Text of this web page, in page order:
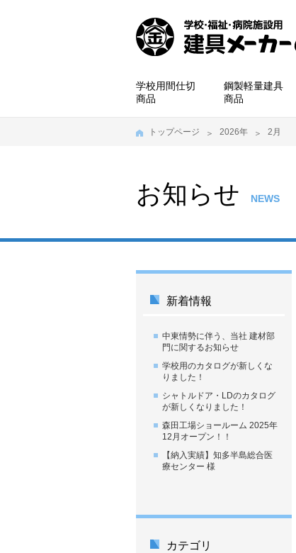
学校用間仕切
商品
鋼製軽量建具
商品
トップページ 2026年 2月
お知らせ NEWS
新着情報
中東情勢に伴う、当社 建材部
門に関するお知らせ
学校用のカタログが新しくな
りました！
シャトルドア・LDのカタログ
が新しくなりました！
森田工場ショールーム 2025年
12月オープン！！
【納入実績】知多半島総合医
療センター 様
カテゴリ